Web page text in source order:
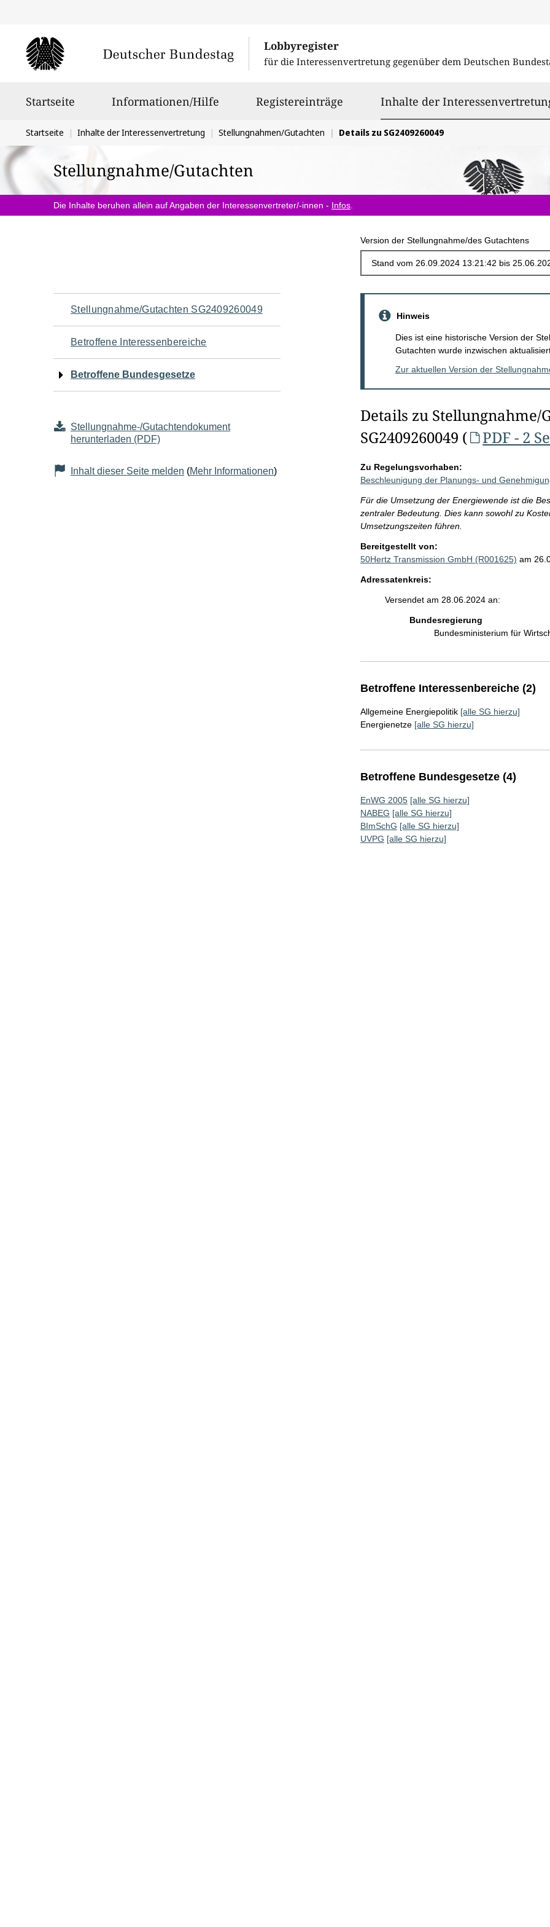
Lobbyregister
für die Interessenvertretung gegenüber dem Deutschen
Startseite Informationen/Hilfe Registereinträge Inhalte der
Sie
befinden
sich
hier:
Startseite Inhalte der Interessenvertretung Stellungnahmen/Gutachten Details zu SG2409260049
Stellungnahme/Gutachten
Die Inhalte beruhen allein auf Angaben der Interessenvertreter/-innen - Infos
Version der Stellungnahme/des Gutachtens
Navigation
für
den
Seiteninhalt
Stellungnahme/Gutachten SG2409260049
Betroffene Interessenbereiche
Betroffene Bundesgesetze
Stellungnahme-/Gutachtendokument
herunterladen (PDF)
Inhalt dieser Seite melden (Mehr Informationen)
Hinweis
Dies ist eine historische Version der
Gutachten wurde inzwischen
Zur aktuellen Version der
Details zu Stellungnahme/
SG2409260049 (
PDF - 2
Zu Regelungsvorhaben:
Beschleunigung der Planungs- und
Für die Umsetzung der Energiewende ist die
zentraler Bedeutung. Dies kann sowohl zu
Umsetzungszeiten führen.
Bereitgestellt von:
50Hertz Transmission GmbH (R001625) am
Adressatenkreis:
Versendet am 28.06.2024 an:
Bundesregierung
Bundesministerium für
Betroffene Interessenbereiche (2)
Allgemeine Energiepolitik [alle SG hierzu]
Energienetze [alle SG hierzu]
Betroffene Bundesgesetze (4)
EnWG 2005 [alle SG hierzu]
NABEG [alle SG hierzu]
BImSchG [alle SG hierzu]
UVPG [alle SG hierzu]